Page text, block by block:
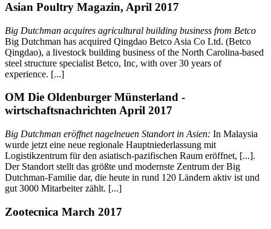
Asian Poultry Magazin, April 2017
Big Dutchman acquires agricultural building business from Betco
Big Dutchman has acquired Qingdao Betco Asia Co Ltd. (Betco
Qingdao), a livestock building business of the North Carolina-based
steel structure specialist Betco, Inc, with over 30 years of
experience. [...]
OM Die Oldenburger Münsterland -
wirtschaftsnachrichten April 2017
Big Dutchman eröffnet nagelneuen Standort in Asien: In Malaysia
wurde jetzt eine neue regionale Hauptniederlassung mit
Logistikzentrum für den asiatisch-pazifischen Raum eröffnet, [...].
Der Standort stellt das größte und modernste Zentrum der Big
Dutchman-Familie dar, die heute in rund 120 Ländern aktiv ist und
gut 3000 Mitarbeiter zählt. [...]
Zootecnica March 2017